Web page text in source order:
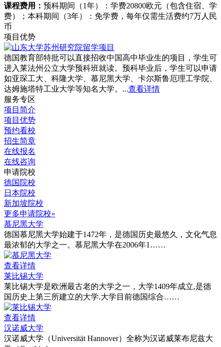
课程费用： 预科期间（1年）：学费20800欧元（包含住宿、学
费）；本科期间（3年）：免学费，每年仅需生活费约7万人民
币
项目优势
德国教育部特批可以直接招收中国高中毕业生的项目，学生可
进入莱法州公立大学预科班就读。预科毕业后，学生可以申请
如亚琛工大、科隆大学、慕尼黑大学、卡尔斯鲁厄理工学院、
达姆施塔特工业大学等知名大学。...查看详情
服务专区
项目简介
项目优势
预约看校
招生简章
在线报名
在线咨询
申请院校
德国院校
日本院校
新加坡院校
更多申请院校»
慕尼黑大学
德国慕尼黑大学始建于1472年，是德国历史最悠久，文化气息
最浓郁的大学之一。慕尼黑大学在2006年1……
查看详情
莱比锡大学
莱比锡大学是欧洲最古老的大学之一，大学1409年成立,是德
国历史上第三所建立的大学.大学目前德国综合……
查看详情
汉诺威大学
汉诺威大学（Universität Hannover）全称为汉诺威莱布尼兹大